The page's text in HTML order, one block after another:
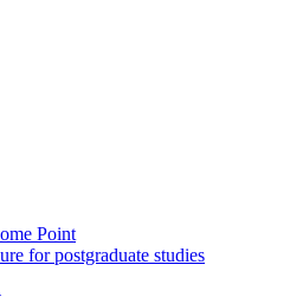
Point
for postgraduate studies